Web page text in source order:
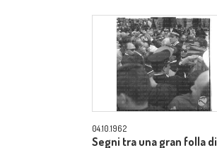
04.10.1962
Segni tra una gran folla di